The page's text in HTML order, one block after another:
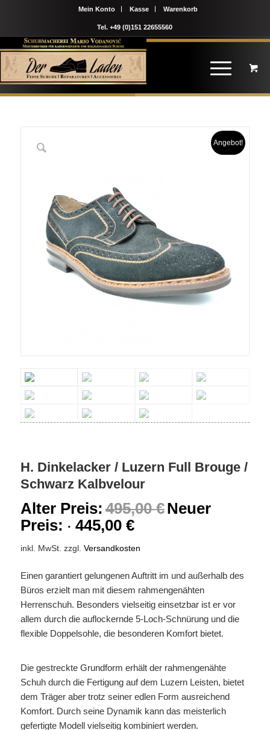
Mein Konto Kasse Warenkorb
Tel. +49 (0)151 22655560
Angebot!
H. Dinkelacker / Luzern Full Brouge /
Schwarz Kalbvelour
Alter Preis:495,00€Neuer
Preis:
445,00 €
inkl. MwSt. zzgl. Versandkosten
Einen garantiert gelungenen Auftritt im und außerhalb des
Büros erzielt man mit diesem rahmengenähten
Herrenschuh. Besonders vielseitig einsetzbar ist er vor
allem durch die auflockernde 5-Loch-Schnürung und die
flexible Doppelsohle, die besonderen Komfort bietet.
Die gestreckte Grundform erhält der rahmengenähte
Schuh durch die Fertigung auf dem Luzern Leisten, bietet
dem Träger aber trotz seiner edlen Form ausreichend
Komfort. Durch seine Dynamik kann das meisterlich
gefertigte Modell vielseitig kombiniert werden.